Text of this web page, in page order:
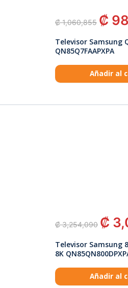
₡1,060,855 ₡
Televisor Samsung
QN85Q7FAAPXPA
Añadir al
₡3,254,090 ₡
Televisor Samsung
8K
Añadir al